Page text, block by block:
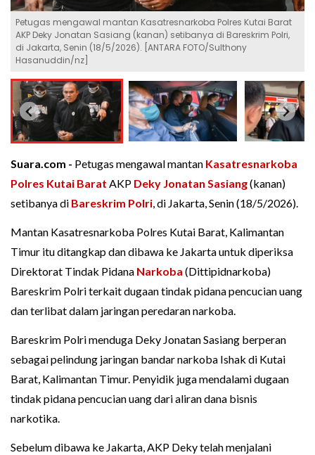
Petugas mengawal mantan Kasatresnarkoba Polres Kutai Barat
AKP Deky Jonatan Sasiang (kanan) setibanya di Bareskrim Polri,
di Jakarta, Senin (18/5/2026). [ANTARA FOTO/Sulthony
Hasanuddin/nz]
Suara.com - Petugas mengawal mantan Kasatresnarkoba
Polres Kutai Barat AKP Deky Jonatan Sasiang(kanan)
setibanya di Bareskrim Polri, di Jakarta, Senin (18/5/2026).
Mantan Kasatresnarkoba Polres Kutai Barat, Kalimantan
Timur itu ditangkap dan dibawa ke Jakarta untuk diperiksa
Direktorat Tindak Pidana Narkoba (Dittipidnarkoba)
Bareskrim Polri terkait dugaan tindak pidana pencucian uang
dan terlibat dalam jaringan peredaran narkoba.
Bareskrim Polri menduga Deky Jonatan Sasiang berperan
sebagai pelindung jaringan bandar narkoba Ishak di Kutai
Barat, Kalimantan Timur. Penyidik juga mendalami dugaan
tindak pidana pencucian uang dari aliran dana bisnis
narkotika.
Sebelum dibawa ke Jakarta, AKP Deky telah menjalani